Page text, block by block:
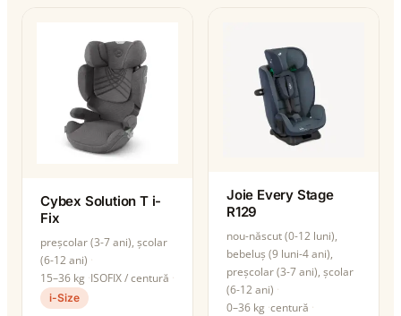
Cybex Solution T i-
Fix
preșcolar (3-7 ani), școlar
(6-12 ani)
15–36 kg ISOFIX / centură
i-Size
Joie Every Stage
R129
nou-născut (0-12 luni),
bebeluș (9 luni-4 ani),
preșcolar (3-7 ani), școlar
(6-12 ani)
0–36 kg centură